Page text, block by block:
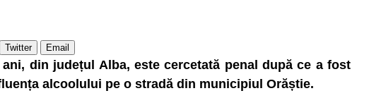
Twitter Email
din județul Alba, este cercetată penal după ce a fost
alcoolului pe o stradă din municipiul Orăștie.